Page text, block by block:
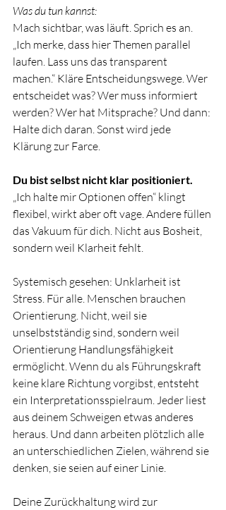
Was du tun kannst:
Mach sichtbar, was läuft. Sprich es an.
„Ich merke, dass hier Themen parallel
laufen. Lass uns das transparent
machen.“ Kläre Entscheidungswege. Wer
entscheidet was? Wer muss informiert
werden? Wer hat Mitsprache? Und dann:
Halte dich daran. Sonst wird jede
Klärung zur Farce.
Du bist selbst nicht klar positioniert.
„Ich halte mir Optionen offen“ klingt
flexibel, wirkt aber oft vage. Andere füllen
das Vakuum für dich. Nicht aus Bosheit,
sondern weil Klarheit fehlt.
Systemisch gesehen: Unklarheit ist
Stress. Für alle. Menschen brauchen
Orientierung. Nicht, weil sie
unselbstständig sind, sondern weil
Orientierung Handlungsfähigkeit
ermöglicht. Wenn du als Führungskraft
keine klare Richtung vorgibst, entsteht
ein Interpretationsspielraum. Jeder liest
aus deinem Schweigen etwas anderes
heraus. Und dann arbeiten plötzlich alle
an unterschiedlichen Zielen, während sie
denken, sie seien auf einer Linie.
Deine Zurückhaltung wird zur